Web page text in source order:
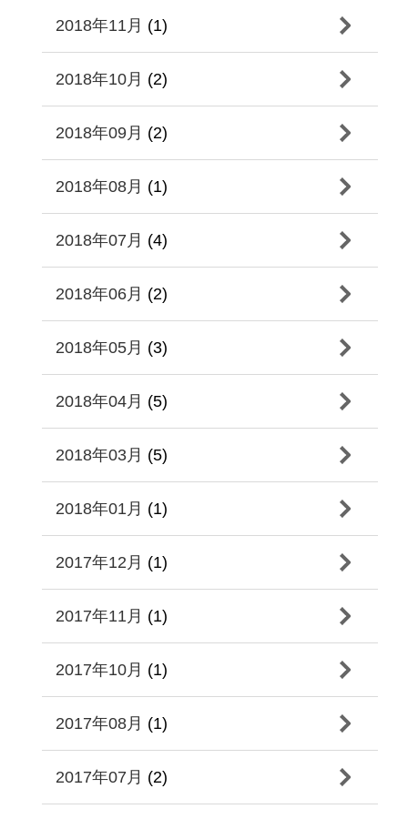
2018年11月 (1)
2018年10月 (2)
2018年09月 (2)
2018年08月 (1)
2018年07月 (4)
2018年06月 (2)
2018年05月 (3)
2018年04月 (5)
2018年03月 (5)
2018年01月 (1)
2017年12月 (1)
2017年11月 (1)
2017年10月 (1)
2017年08月 (1)
2017年07月 (2)